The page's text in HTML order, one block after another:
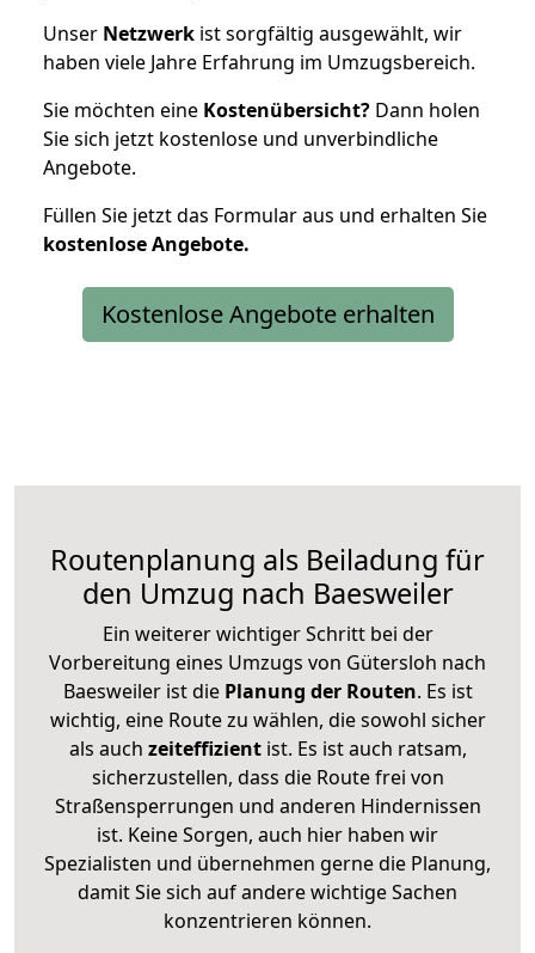
Unser Netzwerk ist sorgfältig ausgewählt, wir
haben viele Jahre Erfahrung im Umzugsbereich.
Sie möchten eine Kostenübersicht? Dann holen
Sie sich jetzt kostenlose und unverbindliche
Angebote.
Füllen Sie jetzt das Formular aus und erhalten Sie
kostenloseAngebote.
Kostenlose Angebote erhalten
Routenplanung als Beiladung für
den Umzug nach Baesweiler
Ein weiterer wichtiger Schritt bei der
Vorbereitung eines Umzugs von Gütersloh nach
Baesweiler ist diePlanung der Routen. Es ist
wichtig, eine Route zu wählen, die sowohl sicher
als auch zeiteffizientist. Es ist auch ratsam,
sicherzustellen, dass die Route frei von
Straßensperrungen und anderen Hindernissen
ist. Keine Sorgen, auch hier haben wir
Spezialisten und übernehmen gerne die Planung,
damit Sie sich auf andere wichtige Sachen
konzentrieren können.